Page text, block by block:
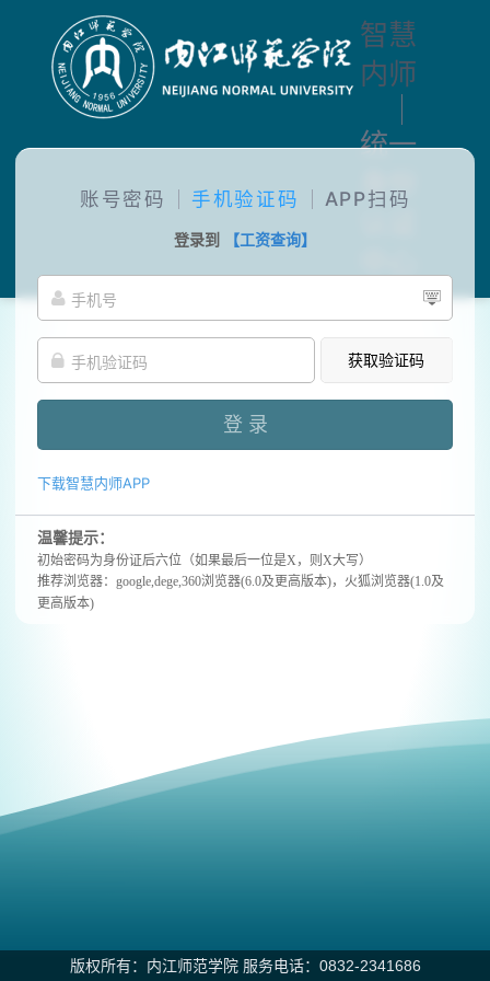
智慧
内师
统一
身份
账号密码 手机验证码 APP扫码
登录到 【工资查询】
获取验证码
登 录
下载智慧内师APP
温馨提示：
初始密码为身份证后六位（如果最后一位是X，则X大写）
推荐浏览器：google,dege,360浏览器(6.0及更高版本)， ‌火狐浏览器(1.0及
更高版本)
版权所有：内江师范学院 服务电话：0832-2341686